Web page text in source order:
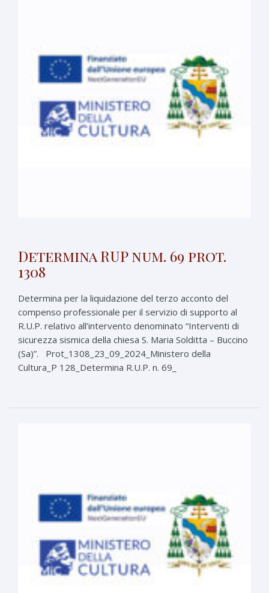
Determina RUP num. 69 prot.
1308
Determina per la liquidazione del terzo acconto del
compenso professionale per il servizio di supporto al
R.U.P. relativo all’intervento denominato “Interventi di
sicurezza sismica della chiesa S. Maria Solditta – Buccino
(Sa)”. Prot_1308_23_09_2024_Ministero della
Cultura_P 128_Determina R.U.P. n. 69_